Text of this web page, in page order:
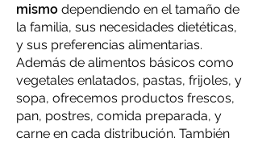
mismo dependiendo en el tamaño de
la familia, sus necesidades dietéticas,
y sus preferencias alimentarias.
Además de alimentos básicos como
vegetales enlatados, pastas, frijoles, y
sopa, ofrecemos productos frescos,
pan, postres, comida preparada, y
carne en cada distribución. También